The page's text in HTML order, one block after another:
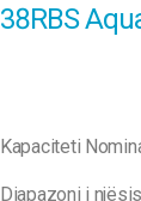
38RBS
Kapaciteti
Diapazoni i